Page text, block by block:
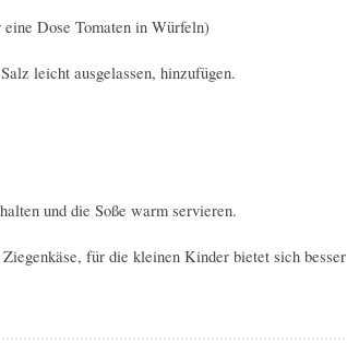
Dose Tomaten in Würfeln)
leicht ausgelassen, hinzufügen.
und die Soße warm servieren.
für die kleinen Kinder bietet sich besser